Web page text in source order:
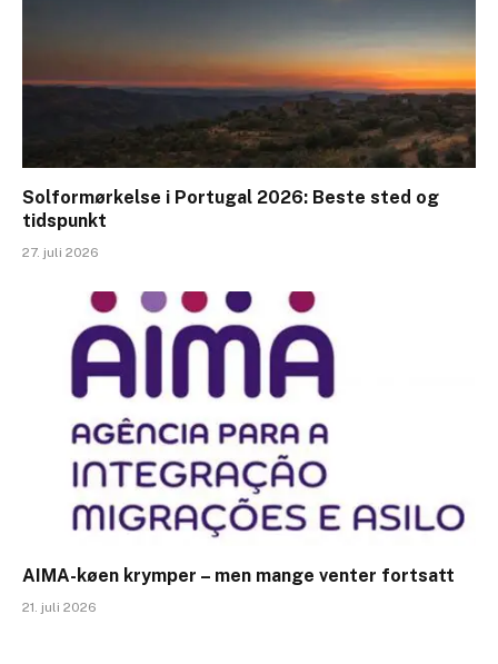
Solformørkelse i Portugal 2026: Beste sted og
tidspunkt
27. juli 2026
AIMA-køen krymper – men mange venter fortsatt
21. juli 2026